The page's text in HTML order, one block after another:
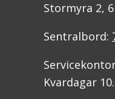
Stormyra 2,
Sentralbord:
Kvardagar